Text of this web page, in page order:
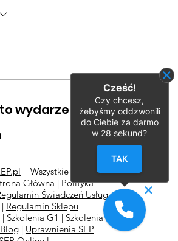
wydarzenie
Wszystkie Prawa
Główna | Polityka
Świadczeń Usług
Regulamin Sklepu
| Szkolenia G1 | Szkolenia G2
l
Blog| Uprawnienia SEP
Cześć!
Czy chcesz,
żebyśmy oddzwonili
do Ciebie za darmo
w 28 sekund?
TAK